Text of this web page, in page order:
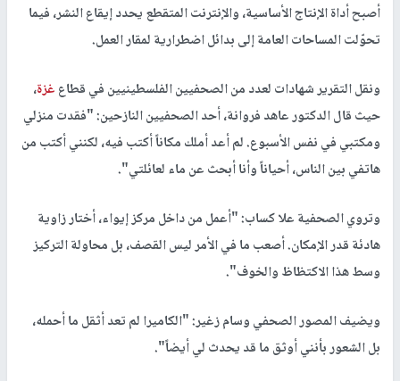
أصبح أداة الإنتاج الأساسية، والإنترنت المتقطع يحدد إيقاع النشر، فيما
تحوّلت المساحات العامة إلى بدائل اضطرارية لمقار العمل.
ونقل التقرير شهادات لعدد من الصحفيين الفلسطينيين في قطاعغزة،
حيث قال الدكتور عاهد فروانة، أحد الصحفيين النازحين: "فقدت منزلي
ومكتبي في نفس الأسبوع. لم أعد أملك مكاناً أكتب فيه، لكنني أكتب من
هاتفي بين الناس، أحياناً وأنا أبحث عن ماء لعائلتي".
وتروي الصحفية علا كساب: "أعمل من داخل مركز إيواء، أختار زاوية
هادئة قدر الإمكان. أصعب ما في الأمر ليس القصف، بل محاولة التركيز
وسط هذا الاكتظاظ والخوف".
ويضيف المصور الصحفي وسام زغير: "الكاميرا لم تعد أثقل ما أحمله،
بل الشعور بأنني أوثق ما قد يحدث لي أيضاً".